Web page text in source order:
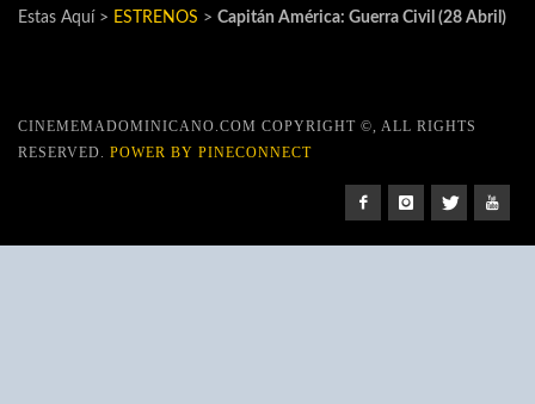
Estas Aquí > ESTRENOS > Capitán América: Guerra Civil (28 Abril)
CINEMEMADOMINICANO.COM COPYRIGHT ©, ALL RIGHTS
RESERVED. POWER BY PINECONNECT